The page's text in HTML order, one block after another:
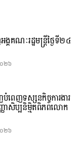
គគណៈរដ្ឋមន្រ្តីថ្ងៃទី២៤
០២៦
ពេញទស្សនកិច្ចការងារ
ាសិប្បនិម្មិតពិភពលោក
០២៦